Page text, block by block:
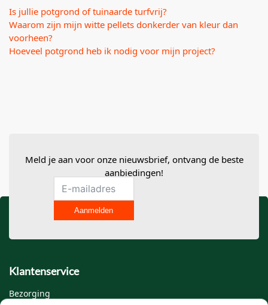
Is jullie potgrond of tuinaarde turfvrij?
Waarom zijn mijn witte pellets donkerder van kleur dan
voorheen?
Hoeveel potgrond heb ik nodig voor mijn project?
Meld je aan voor onze nieuwsbrief, ontvang de beste
aanbiedingen!
Aanmelden
Klantenservice
Bezorging